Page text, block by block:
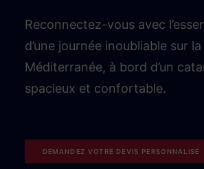
Reconnectez-vous avec
d’une journée inoubliable sur la
Méditerranée, à bord d’un
spacieux et confortable.
DEMANDEZ VOTRE DEVIS PERSONNALISÉ